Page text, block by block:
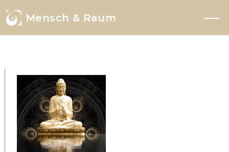
Mensch & Raum